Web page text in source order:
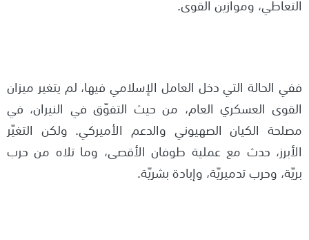
ففي الحالة التي دخل العامل الإسلامي فيها، لم يتغير ميزان
القوى العسكري العام، من حيث التفوّق في النيران، في
مصلحة الكيان الصهيوني والدعم الأميركي. ولكن التغيّر
الأبرز، حدث مع عملية طوفان الأقصى، وما تلاه من حرب
بريّة، وحرب تدميريّة، وإبادة بشريّة.